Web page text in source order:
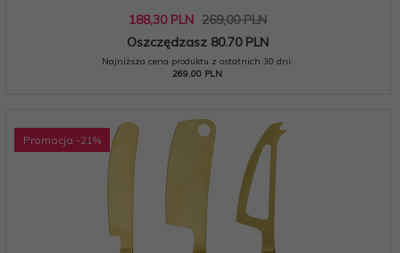
188,30 PLN 269,00 PLN
Oszczędzasz 80.70 PLN
Najniższa cena produktu z ostatnich 30 dni:
269.00 PLN
Promocja -21 %